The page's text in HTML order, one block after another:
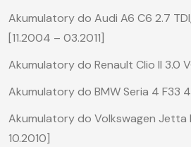
Akumulatory do Audi A6 C6 2.7
[11.2004 – 03.2011]
Akumulatory do Renault Clio II 3.0
Akumulatory do BMW Seria 4 F33
Akumulatory do Volkswagen Jetta
10.2010]